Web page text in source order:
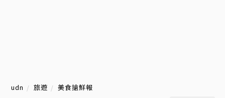
udn 旅遊 美食搶鮮報